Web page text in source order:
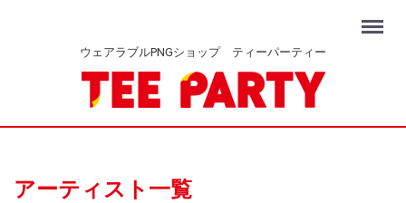
ウェアラブルPNGショップ ティーパーティー
Menu
アーティスト一覧